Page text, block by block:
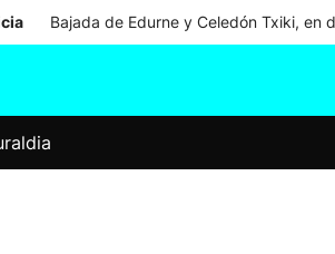
Bajada de Edurne y Celedón Txiki, en